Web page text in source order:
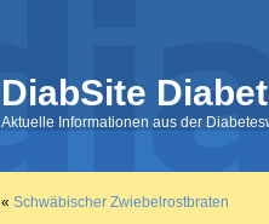
DiabSite
Aktuelle Informationen aus der
« Schwäbischer Zwiebelrostbraten